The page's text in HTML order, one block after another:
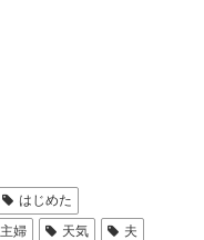
はじめた
主婦 天気
夫